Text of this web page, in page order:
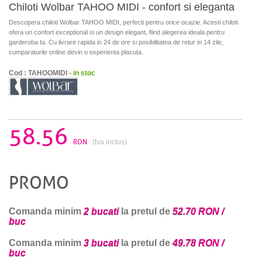
Chiloti Wolbar TAHOO MIDI - confort si eleganta
Descopera chiloti Wolbar TAHOO MIDI, perfecti pentru orice ocazie. Acesti chiloti
ofera un confort exceptional si un design elegant, fiind alegerea ideala pentru
garderoba ta. Cu livrare rapida in 24 de ore si posibilitatea de retur in 14 zile,
cumparaturile online devin o experienta placuta.
Cod : TAHOOMIDI - in stoc
58.56 RON (tva inclus)
PROMO
Comanda minim 2 bucatila pretul de 52.70 RON /
buc
Comanda minim 3 bucatila pretul de49.78 RON /
buc